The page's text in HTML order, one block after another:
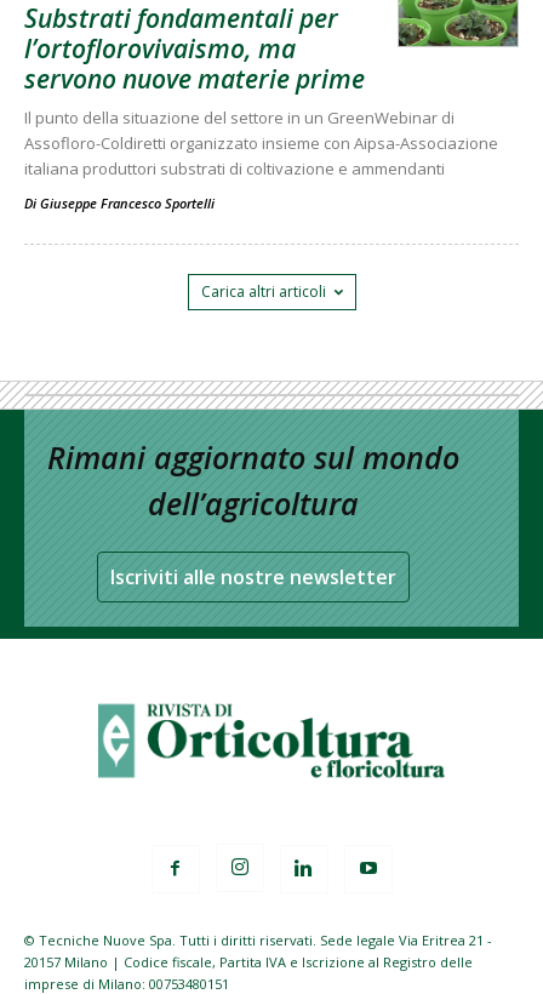
Substrati fondamentali per
l’ortoflorovivaismo, ma
servono nuove materie prime
Il punto della situazione del settore in un GreenWebinar di
Assofloro-Coldiretti organizzato insieme con Aipsa-Associazione
italiana produttori substrati di coltivazione e ammendanti
Di Giuseppe Francesco Sportelli
Carica altri articoli
Rimani aggiornato sul mondo
dell’agricoltura
Iscriviti alle nostre newsletter
© Tecniche Nuove Spa. Tutti i diritti riservati. Sede legale Via Eritrea 21 -
20157 Milano | Codice fiscale, Partita IVA e Iscrizione al Registro delle
imprese di Milano: 00753480151